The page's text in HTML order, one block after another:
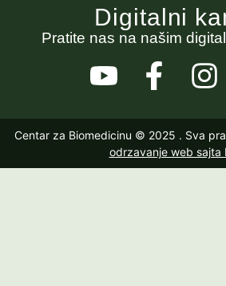
Digitalni
Pratite nas na našim
Centar za Biomedicinu © 2025 . Sva
odrzavanje web sajta